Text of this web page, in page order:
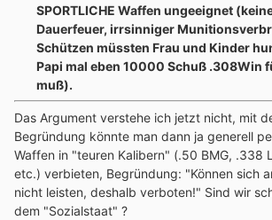
SPORTLICHE Waffen ungeeignet
Dauerfeuer, irrsinniger
Schützen müssten Frau und Kinder
Papi mal eben 10000 Schuß .308Win
muß).
Das Argument verstehe ich jetzt nicht, mit
Begründung könnte man dann ja generell
Waffen in "teuren Kalibern" (.50 BMG, .338
etc.) verbieten, Begründung: "Können sich
nicht leisten, deshalb verboten!" Sind wir
dem "Sozialstaat" ?